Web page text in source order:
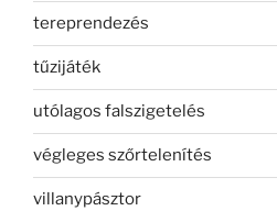
tereprendezés
tűzijáték
utólagos falszigetelés
végleges szőrtelenítés
villanypásztor